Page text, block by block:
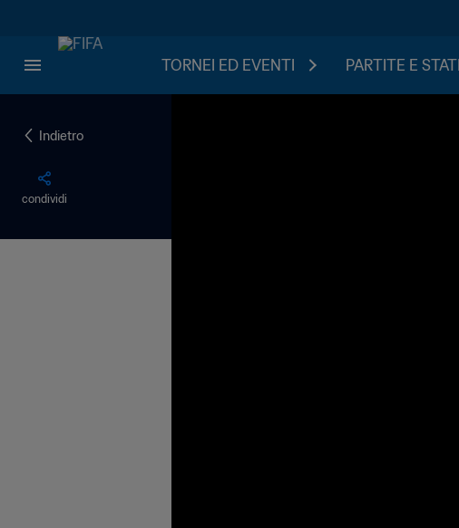
TORNEI ED EVENTI PARTITE E
Indietro
condividi